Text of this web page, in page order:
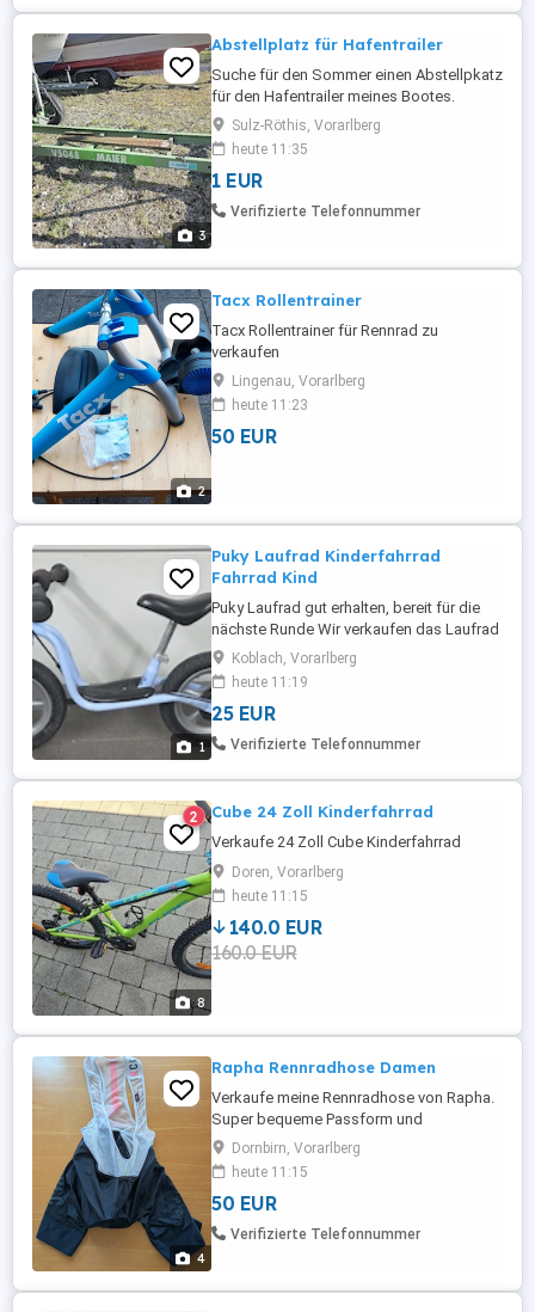
3
Abstellplatz für Hafentrailer
Suche für den Sommer einen Abstellpkatz
für den Hafentrailer meines Bootes.
Sulz-Röthis, Vorarlberg
heute 11:35
1 EUR
Verifizierte Telefonnummer
2
Tacx Rollentrainer
Tacx Rollentrainer für Rennrad zu
verkaufen
Lingenau, Vorarlberg
heute 11:23
50 EUR
1
Puky Laufrad Kinderfahrrad
Fahrrad Kind
Puky Laufrad gut erhalten, bereit für die
nächste Runde Wir verkaufen das Laufrad
unseres Sohnes, da er inzwischen auf ein
größeres Rad umgestiegen ist. Das
Laufrad von Puky ist in einem guten,
gebrauchten Zustand und wurde immer
pfleglich behandelt. Es weist die üblichen
Koblach, Vorarlberg
heute 11:19
25 EUR
Verifizierte Telefonnummer
8
2 Cube 24 Zoll Kinderfahrrad
Verkaufe 24 Zoll Cube Kinderfahrrad
Doren, Vorarlberg
heute 11:15
140.0 EUR
160.0 EUR
4
Rapha Rennradhose Damen
Verkaufe meine Rennradhose von Rapha.
Super bequeme Passform und
Sitzpolster. Laut Angabe Größe XS aber
passt auch bei Größe S (160cm). Kann
gerne auch vor Ort anprobiert werden.
Privatverkauf, kein Umtausch, keine
Garantie. Bei Versand trägt der Käufer die
Dornbirn, Vorarlberg
heute 11:15
50 EUR
Verifizierte Telefonnummer